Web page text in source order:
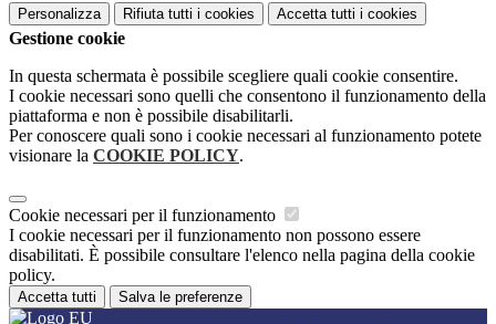
Personalizza Rifiuta tutti i cookies Accetta tutti i cookies
Gestione cookie
In questa schermata è possibile scegliere quali cookie consentire.
I cookie necessari sono quelli che consentono il funzionamento della
piattaforma e non è possibile disabilitarli.
Per conoscere quali sono i cookie necessari al funzionamento potete
visionare la COOKIE POLICY.
Cookie necessari per il funzionamento
I cookie necessari per il funzionamento non possono essere
disabilitati. È possibile consultare l'elenco nella pagina della cookie
policy.
Accetta tutti Salva le preferenze